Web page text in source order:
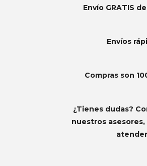
Envío GRATIS
Envíos
Compras son
¿Tienes dudas?
nuestros